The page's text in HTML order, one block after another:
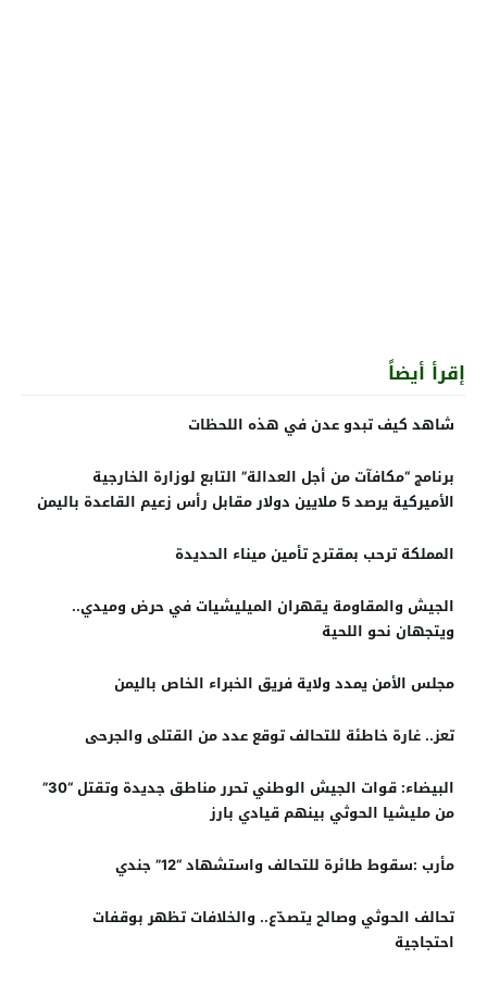
إقرأ أيضاً
شاهد كيف تبدو عدن في هذه اللحظات
برنامج “مكافآت من أجل العدالة” التابع لوزارة الخارجية
الأميركية يرصد 5 ملايين دولار مقابل رأس زعيم القاعدة باليمن
المملكة ترحب بمقترح تأمين ميناء الحديدة
الجيش والمقاومة يقهران الميليشيات في حرض وميدي..
ويتجهان نحو اللحية
مجلس الأمن يمدد ولاية فريق الخبراء الخاص باليمن
تعز.. غارة خاطئة للتحالف توقع عدد من القتلى والجرحى
البيضاء: قوات الجيش الوطني تحرر مناطق جديدة وتقتل “30”
من مليشيا الحوثي بينهم قيادي بارز
مأرب :سقوط طائرة للتحالف واستشهاد “12” جندي
تحالف الحوثي وصالح يتصدّع.. والخلافات تظهر بوقفات
احتجاجية